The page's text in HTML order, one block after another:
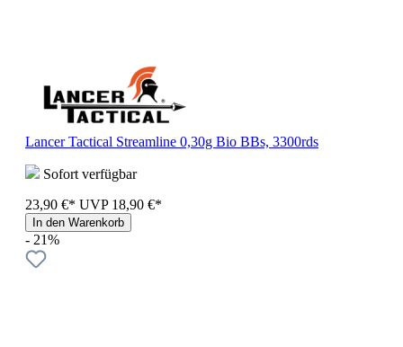
Lancer Tactical Streamline 0,30g Bio BBs, 3300rds
Sofort verfügbar
23,90 €* UVP 18,90 €*
In den Warenkorb
- 21%